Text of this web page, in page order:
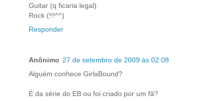
Guitar (q ficaria legal)
Rock (!!!^^)
Responder
Anônimo 27 de setembro de 2009 às 02:08
Alguém conhece GirlaBound?
É da série do EB ou foi criado por um fã?